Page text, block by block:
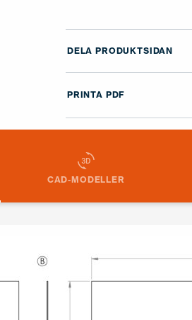
DELA PRODUKTSIDAN
PRINTA PDF
CAD-MODELLER